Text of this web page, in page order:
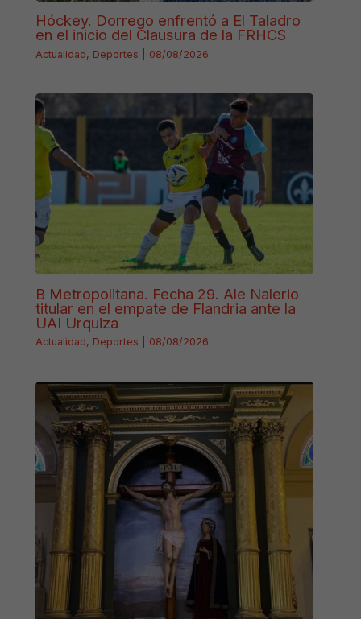
Hóckey. Dorrego enfrentó a El Taladro
en el inicio del Clausura de la FRHCS
Actualidad, Deportes 08/08/2026
B Metropolitana. Fecha 29. Ale Nalerio
titular en el empate de Flandria ante la
UAI Urquiza
Actualidad, Deportes 08/08/2026